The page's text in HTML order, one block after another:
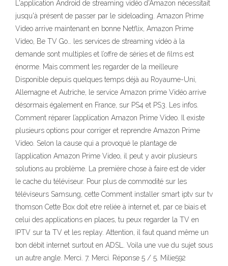
L'application Android de streaming vidéo d'Amazon nécessitait
jusqu'à présent de passer par le sideloading. Amazon Prime
Video arrive maintenant en bonne Netflix, Amazon Prime
Video, Be TV Go… les services de streaming vidéo à la
demande sont multiples et l’offre de séries et de films est
énorme. Mais comment les regarder de la meilleure
Disponible depuis quelques temps déjà au Royaume-Uni,
Allemagne et Autriche, le service Amazon prime Vidéo arrive
désormais également en France, sur PS4 et PS3. Les infos.
Comment réparer l’application Amazon Prime Video. Il existe
plusieurs options pour corriger et reprendre Amazon Prime
Video. Selon la cause qui a provoqué le plantage de
l’application Amazon Prime Video, il peut y avoir plusieurs
solutions au problème. La première chose à faire est de vider
le cache du téléviseur. Pour plus de commodité sur les
téléviseurs Samsung, cette Comment installer smart iptv sur tv
thomson Cette Box doit etre reliée à internet et, par ce biais et
celui des applications en places, tu peux regarder la TV en
IPTV sur ta TV et les replay. Attention, il faut quand même un
bon débit internet surtout en ADSL. Voila une vue du sujet sous
un autre angle. Merci. 7. Merci. Réponse 5 / 5. Milie592